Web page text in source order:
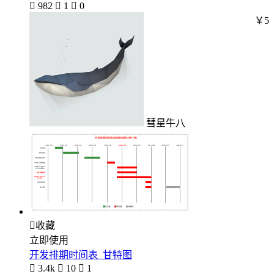
 982  1  0
彗星牛八
￥5
收藏
立即使用
开发排期时间表_甘特图
 3.4k  10  1